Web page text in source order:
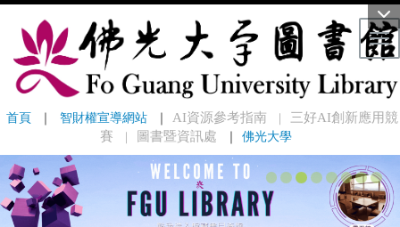
首頁 ｜ 智財權宣導網站 ｜ AI資源參考指南 ｜
三好AI創新應用競
賽
｜ 圖書暨資訊處 ｜ 佛光大學